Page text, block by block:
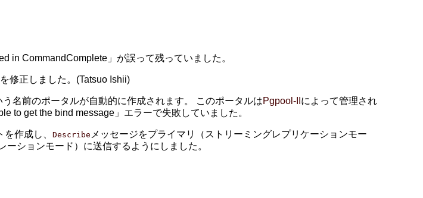
in CommandComplete」が誤って残っていました。
を修正しました。(Tatsuo Ishii)
名前のポータルが自動的に作成されます。 このポータルはPgpool-II によって管理され
to get the bind message」エラーで失敗していました。
を作成し、Describe メッセージをプライマリ（ストリーミングレプリケーションモー
ションモード）に送信するようにしました。